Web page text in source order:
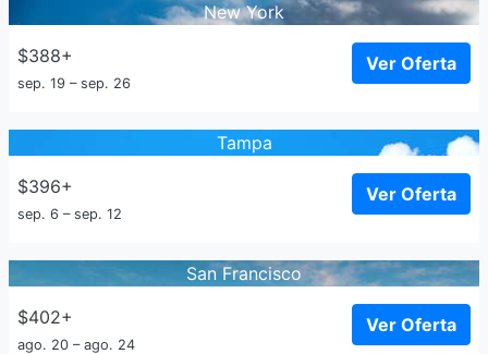
New York
$388+
sep. 19 – sep. 26
Ver Oferta
Tampa
$396+
sep. 6 – sep. 12
Ver Oferta
San Francisco
$402+
ago. 20 – ago. 24
Ver Oferta